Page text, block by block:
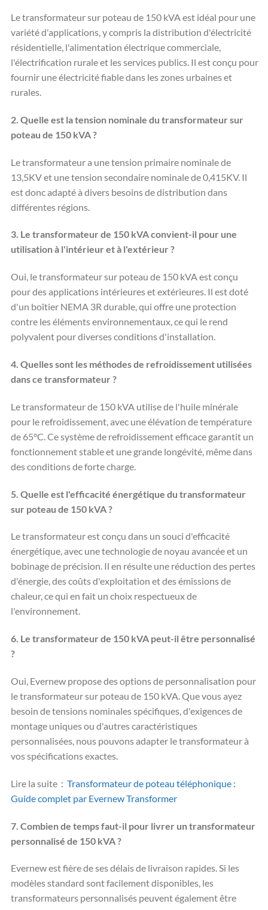
Le transformateur sur poteau de 150 kVA est idéal pour une
variété d'applications, y compris la distribution d'électricité
résidentielle, l'alimentation électrique commerciale,
l'électrification rurale et les services publics. Il est conçu pour
fournir une électricité fiable dans les zones urbaines et
rurales.
2. Quelle est la tension nominale du transformateur sur
poteau de 150 kVA ?
Le transformateur a une tension primaire nominale de
13,5KV et une tension secondaire nominale de 0,415KV. Il
est donc adapté à divers besoins de distribution dans
différentes régions.
3. Le transformateur de 150 kVA convient-il pour une
utilisation à l'intérieur et à l'extérieur ?
Oui, le transformateur sur poteau de 150 kVA est conçu
pour des applications intérieures et extérieures. Il est doté
d'un boîtier NEMA 3R durable, qui offre une protection
contre les éléments environnementaux, ce qui le rend
polyvalent pour diverses conditions d'installation.
4. Quelles sont les méthodes de refroidissement utilisées
dans ce transformateur ?
Le transformateur de 150 kVA utilise de l'huile minérale
pour le refroidissement, avec une élévation de température
de 65°C. Ce système de refroidissement efficace garantit un
fonctionnement stable et une grande longévité, même dans
des conditions de forte charge.
5. Quelle est l'efficacité énergétique du transformateur
sur poteau de 150 kVA ?
Le transformateur est conçu dans un souci d'efficacité
énergétique, avec une technologie de noyau avancée et un
bobinage de précision. Il en résulte une réduction des pertes
d'énergie, des coûts d'exploitation et des émissions de
chaleur, ce qui en fait un choix respectueux de
l'environnement.
6. Le transformateur de 150 kVA peut-il être personnalisé
?
Oui, Evernew propose des options de personnalisation pour
le transformateur sur poteau de 150 kVA. Que vous ayez
besoin de tensions nominales spécifiques, d'exigences de
montage uniques ou d'autres caractéristiques
personnalisées, nous pouvons adapter le transformateur à
vos spécifications exactes.
Lire la suite： Transformateur de poteau téléphonique :
Guide complet par Evernew Transformer
7. Combien de temps faut-il pour livrer un transformateur
personnalisé de 150 kVA ?
Evernew est fière de ses délais de livraison rapides. Si les
modèles standard sont facilement disponibles, les
transformateurs personnalisés peuvent également être